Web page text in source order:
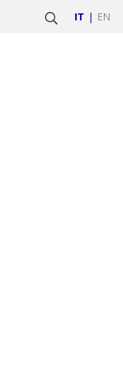
IT EN